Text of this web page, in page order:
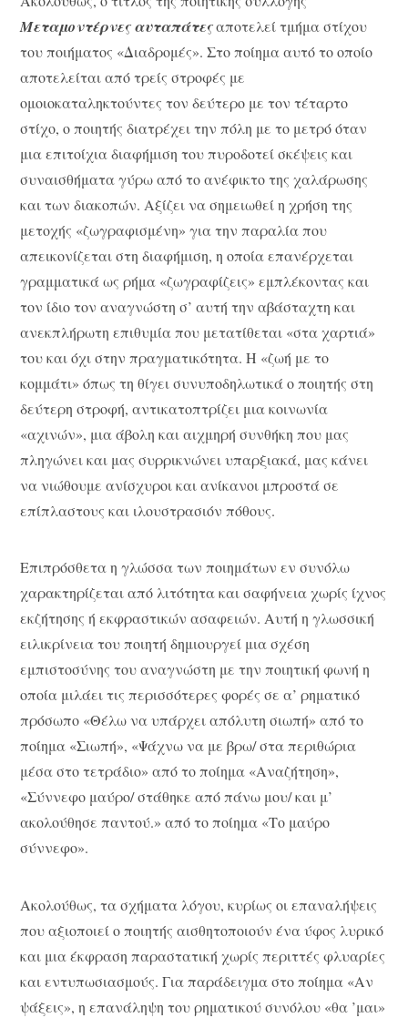
Μεταμοντέρνες αυταπάτεςαποτελεί τμήμα στίχου
του ποιήματος «Διαδρομές». Στο ποίημα αυτό το οποίο
αποτελείται από τρείς στροφές με
ομοιοκαταληκτούντες τον δεύτερο με τον τέταρτο
στίχο, ο ποιητής διατρέχει την πόλη με το μετρό όταν
μια επιτοίχια διαφήμιση του πυροδοτεί σκέψεις και
συναισθήματα γύρω από το ανέφικτο της χαλάρωσης
και των διακοπών. Αξίζει να σημειωθεί η χρήση της
μετοχής «ζωγραφισμένη» για την παραλία που
απεικονίζεται στη διαφήμιση, η οποία επανέρχεται
γραμματικά ως ρήμα «ζωγραφίζεις» εμπλέκοντας και
τον ίδιο τον αναγνώστη σ’ αυτή την αβάσταχτη και
ανεκπλήρωτη επιθυμία που μετατίθεται «στα χαρτιά»
του και όχι στην πραγματικότητα. Η «ζωή με το
κομμάτι» όπως τη θίγει συνυποδηλωτικά ο ποιητής στη
δεύτερη στροφή, αντικατοπτρίζει μια κοινωνία
«αχινών», μια άβολη και αιχμηρή συνθήκη που μας
πληγώνει και μας συρρικνώνει υπαρξιακά, μας κάνει
να νιώθουμε ανίσχυροι και ανίκανοι μπροστά σε
επίπλαστους και ιλουστρασιόν πόθους.
Επιπρόσθετα η γλώσσα των ποιημάτων εν συνόλω
χαρακτηρίζεται από λιτότητα και σαφήνεια χωρίς ίχνος
εκζήτησης ή εκφραστικών ασαφειών. Αυτή η γλωσσική
ειλικρίνεια του ποιητή δημιουργεί μια σχέση
εμπιστοσύνης του αναγνώστη με την ποιητική φωνή η
οποία μιλάει τις περισσότερες φορές σε α’ ρηματικό
πρόσωπο «Θέλω να υπάρχει απόλυτη σιωπή» από το
ποίημα «Σιωπή», «Ψάχνω να με βρω/ στα περιθώρια
μέσα στο τετράδιο» από το ποίημα «Αναζήτηση»,
«Σύννεφο μαύρο/ στάθηκε από πάνω μου/ και μ’
ακολούθησε παντού.» από το ποίημα «Το μαύρο
σύννεφο».
Ακολούθως, τα σχήματα λόγου, κυρίως οι επαναλήψεις
που αξιοποιεί ο ποιητής αισθητοποιούν ένα ύφος λυρικό
και μια έκφραση παραστατική χωρίς περιττές φλυαρίες
και εντυπωσιασμούς. Για παράδειγμα στο ποίημα «Αν
ψάξεις», η επανάληψη του ρηματικού συνόλου «θα ’μαι»